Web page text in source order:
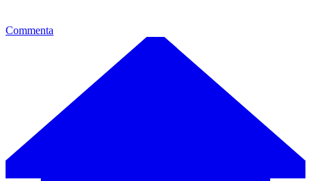
Commenta